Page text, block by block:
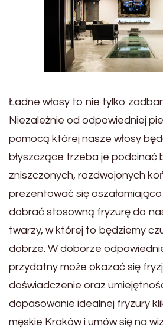
Ładne włosy to nie tylko
Niezależnie od odpowiedniej
pomocą której nasze włosy
błyszczące trzeba je podcinać
zniszczonych, rozdwojonych
prezentować się
dobrać stosowną fryzurę do
twarzy, w której to będziemy
dobrze. W doborze
przydatny może okazać się
doświadczenie oraz
dopasowanie idealnej fryzury
męskie Kraków i umów się na